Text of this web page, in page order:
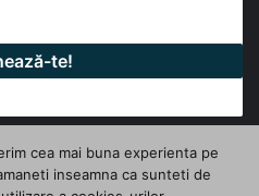
Reserved | InfoHale
cea mai buna experienta pe
inseamna ca sunteti de